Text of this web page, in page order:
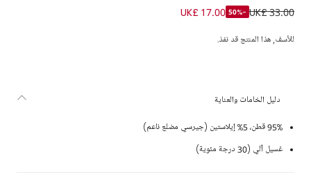
بنطلون ليقنز قطن جيرسي لون كحلي للبنات
UK£ 33.00
-50%
UK£ 17.00
للأسف, هذا المنتج قد نفذ.
دليل الخامات والعناية
95% قطن، 5% إيلاستين (جيرسي مضلع ناعم)
غسيل آلي (30 درجة مئوية)